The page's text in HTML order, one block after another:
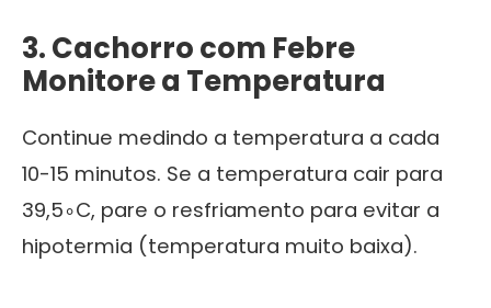
3. Cachorro com Febre
Monitore a Temperatura
Continue medindo a temperatura a cada
10-15 minutos. Se a temperatura cair para
39,5∘C, pare o resfriamento para evitar a
hipotermia (temperatura muito baixa).